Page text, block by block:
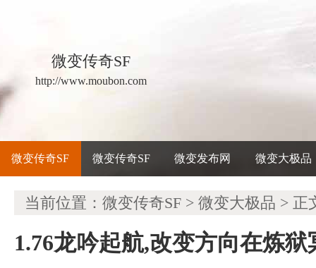
微变传奇SF
http://www.moubon.com
微变传奇SF 微变传奇SF 微变发布网 微变大极品
当前位置： 微变传奇SF > 微变大极品 > 正
1.76龙吟起航,改变方向在炼